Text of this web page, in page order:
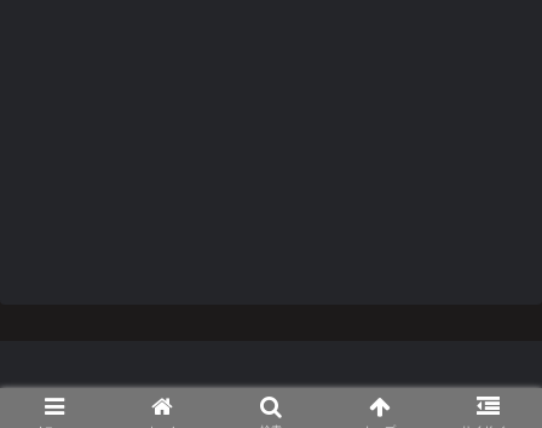
Copyright © 2014-2026 TanaCar.net All Rights Reserved.